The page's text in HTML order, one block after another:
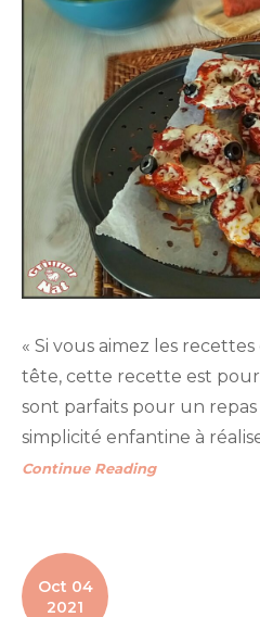
« Si vous aimez les
tête, cette recette est pour
sont parfaits pour un repas
simplicité enfantine à
Continue Reading
Oct 04
2021